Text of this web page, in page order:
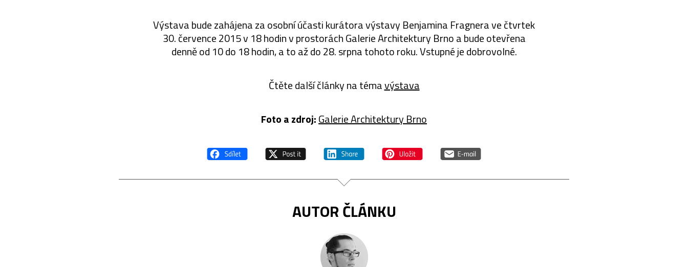
Výstava bude zahájena za osobní účasti kurátora výstavy Benjamina Fragnera ve čtvrtek
30. července 2015 v 18 hodin v prostorách Galerie Architektury Brno a bude otevřena
denně od 10 do 18 hodin, a to až do 28. srpna tohoto roku. Vstupné je dobrovolné.
Čtěte další články na témavýstava
Foto a zdroj:Galerie Architektury Brno
AUTOR ČLÁNKU